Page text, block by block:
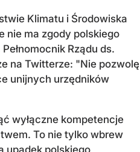
Klimatu i Środowiska
nie ma zgody polskiego
Rządu ds.
na Twitterze: "Nie pozwolę
unijnych urzędników
wyłączne kompetencje
To nie tylko wbrew
upadek polskiego